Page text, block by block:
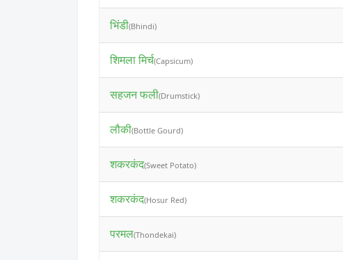
भिंडी(Bhindi)
शिमला मिर्च(Capsicum)
सहजन फली(Drumstick)
लौकी(Bottle Gourd)
शकरकंद(Sweet Potato)
शकरकंद(Hosur Red)
परमल(Thondekai)